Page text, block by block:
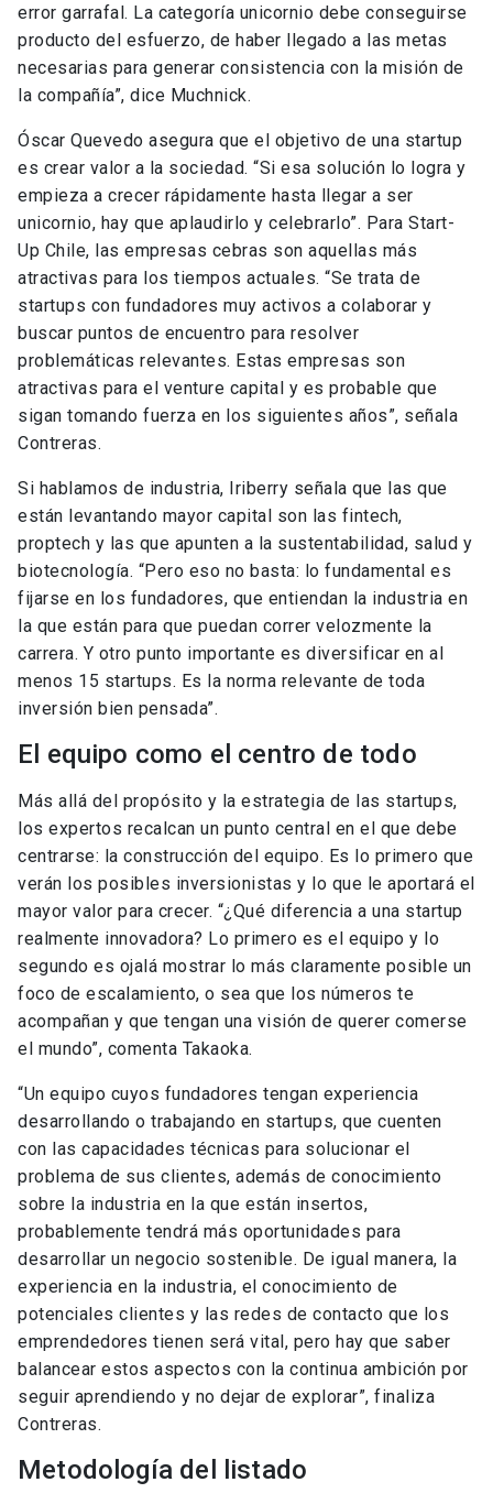
error garrafal. La categoría unicornio debe conseguirse
producto del esfuerzo, de haber llegado a las metas
necesarias para generar consistencia con la misión de
la compañía”, dice Muchnick.
Óscar Quevedo asegura que el objetivo de una startup
es crear valor a la sociedad. “Si esa solución lo logra y
empieza a crecer rápidamente hasta llegar a ser
unicornio, hay que aplaudirlo y celebrarlo”. Para Start-
Up Chile, las empresas cebras son aquellas más
atractivas para los tiempos actuales. “Se trata de
startups con fundadores muy activos a colaborar y
buscar puntos de encuentro para resolver
problemáticas relevantes. Estas empresas son
atractivas para el venture capital y es probable que
sigan tomando fuerza en los siguientes años”, señala
Contreras.
Si hablamos de industria, Iriberry señala que las que
están levantando mayor capital son las fintech,
proptech y las que apunten a la sustentabilidad, salud y
biotecnología. “Pero eso no basta: lo fundamental es
fijarse en los fundadores, que entiendan la industria en
la que están para que puedan correr velozmente la
carrera. Y otro punto importante es diversificar en al
menos 15 startups. Es la norma relevante de toda
inversión bien pensada”.
El equipo como el centro de todo
Más allá del propósito y la estrategia de las startups,
los expertos recalcan un punto central en el que debe
centrarse: la construcción del equipo. Es lo primero que
verán los posibles inversionistas y lo que le aportará el
mayor valor para crecer. “¿Qué diferencia a una startup
realmente innovadora? Lo primero es el equipo y lo
segundo es ojalá mostrar lo más claramente posible un
foco de escalamiento, o sea que los números te
acompañan y que tengan una visión de querer comerse
el mundo”, comenta Takaoka.
“Un equipo cuyos fundadores tengan experiencia
desarrollando o trabajando en startups, que cuenten
con las capacidades técnicas para solucionar el
problema de sus clientes, además de conocimiento
sobre la industria en la que están insertos,
probablemente tendrá más oportunidades para
desarrollar un negocio sostenible. De igual manera, la
experiencia en la industria, el conocimiento de
potenciales clientes y las redes de contacto que los
emprendedores tienen será vital, pero hay que saber
balancear estos aspectos con la continua ambición por
seguir aprendiendo y no dejar de explorar”, finaliza
Contreras.
Metodología del listado